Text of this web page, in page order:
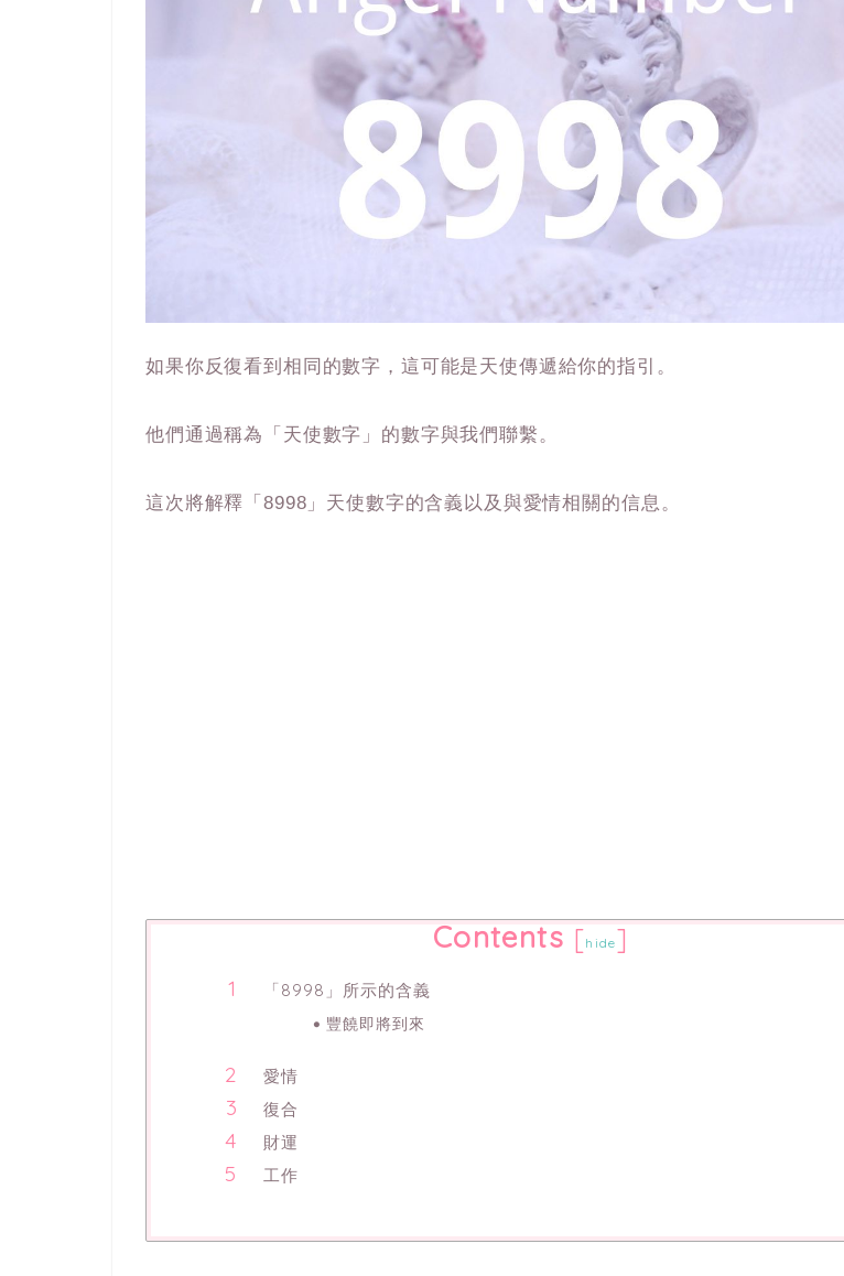
如果你反復看到相同的數字，這可能是天使傳遞給你的指引。
他們通過稱為「天使數字」的數字與我們聯繫。
這次將解釋「8998」天使數字的含義以及與愛情相關的信息。
Contents [hide]
「8998」所示的含義
豐饒即將到來
愛情
復合
財運
工作